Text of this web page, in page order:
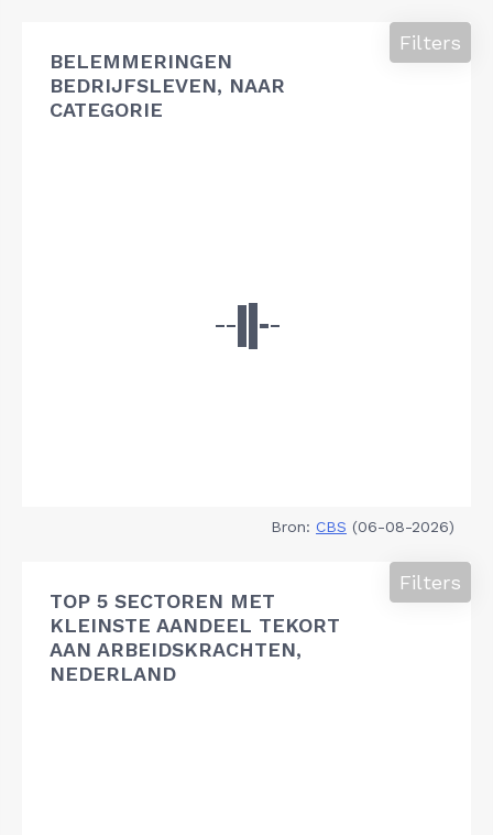
BELEMMERINGEN
BEDRIJFSLEVEN, NAAR
CATEGORIE
Filters
Bron: CBS (06-08-2026)
TOP 5 SECTOREN MET
KLEINSTE AANDEEL TEKORT
AAN ARBEIDSKRACHTEN,
NEDERLAND
Filters